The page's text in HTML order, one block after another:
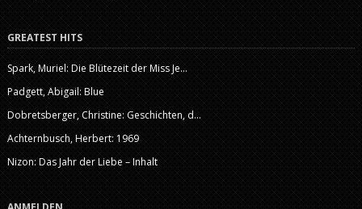
GREATEST HITS
Spark, Muriel: Die Blütezeit der Miss Je...
Padgett, Abigail: Blue
Dobretsberger, Christine: Geschichten, d...
Achternbusch, Herbert: 1969
Nizon: Das Jahr der Liebe – Inhalt